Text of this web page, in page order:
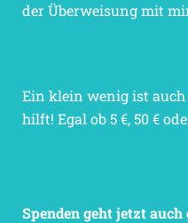
der Überweisung mit
Ein klein wenig ist auch
hilft! Egal ob 5 €, 50 €
Spenden geht jetzt